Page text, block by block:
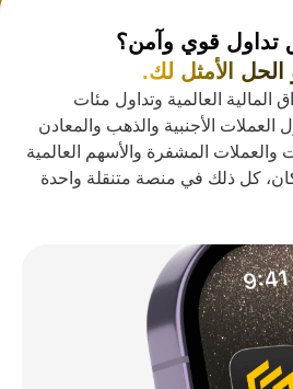
قوي وآمن؟
المالية العالمية وتداول مئات
العملات الأجنبية والذهب والمعادن
والعملات المشفرة والأسهم العالمية
كل ذلك في منصة متنقلة واحدة